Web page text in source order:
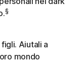
§
Aiutali a
mondo